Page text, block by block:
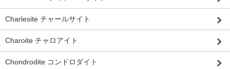
Charlesite チャールサイト
Charoite チャロアイト
Chondrodite コンドロダイト